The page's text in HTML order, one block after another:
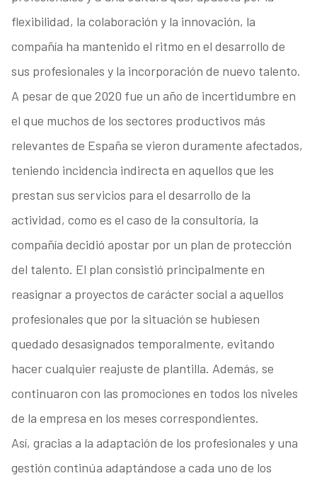
flexibilidad, la colaboración y la innovación, la
compañía ha mantenido el ritmo en el desarrollo de
sus profesionales y la incorporación de nuevo talento.
A pesar de que 2020 fue un año de incertidumbre en
el que muchos de los sectores productivos más
relevantes de España se vieron duramente afectados,
teniendo incidencia indirecta en aquellos que les
prestan sus servicios para el desarrollo de la
actividad, como es el caso de la consultoría, la
compañía decidió apostar por un plan de protección
del talento. El plan consistió principalmente en
reasignar a proyectos de carácter social a aquellos
profesionales que por la situación se hubiesen
quedado desasignados temporalmente, evitando
hacer cualquier reajuste de plantilla. Además, se
continuaron con las promociones en todos los niveles
de la empresa en los meses correspondientes.
Así, gracias a la adaptación de los profesionales y una
gestión continúa adaptándose a cada uno de los